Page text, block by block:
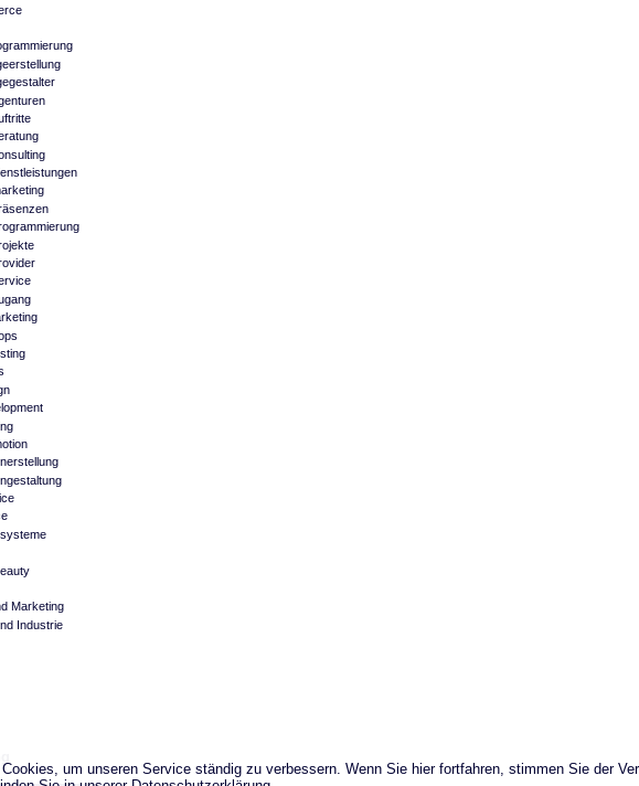
um unseren Service ständig zu verbessern. Wenn Sie hier fortfahren, stimmen Sie der
Marketing
Industrie